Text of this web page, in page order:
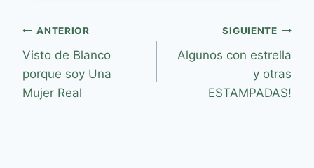
ANTERIOR
Visto de Blanco
porque soy Una
Mujer Real
SIGUIENTE
Algunos con estrella
y otras
ESTAMPADAS!